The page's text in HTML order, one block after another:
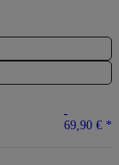
69,90 € *